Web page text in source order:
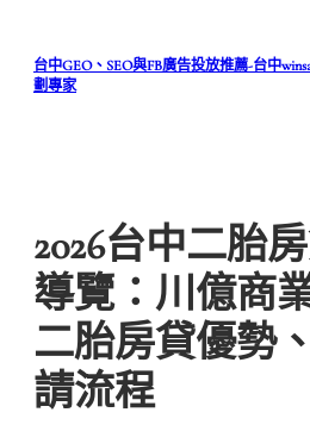
台中GEO、SEO與FB廣告投放推薦-台中
劃專家
2026台中二胎
導覽：川億商
二胎房貸優勢
請流程